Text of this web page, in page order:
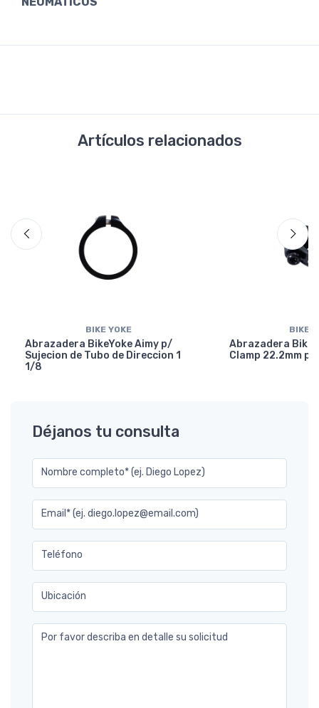
Artículos relacionados
BIKE YOKE
Abrazadera BikeYoke Aimy p/
Sujecion de Tubo de Direccion 1
1/8
BIKE
Abrazadera
Clamp 22.2mm
Déjanos tu consulta
Nombre completo* (ej. Diego Lopez)
Email* (ej. diego.lopez@email.com)
Teléfono
Ubicación
Por favor describa en detalle su solicitud